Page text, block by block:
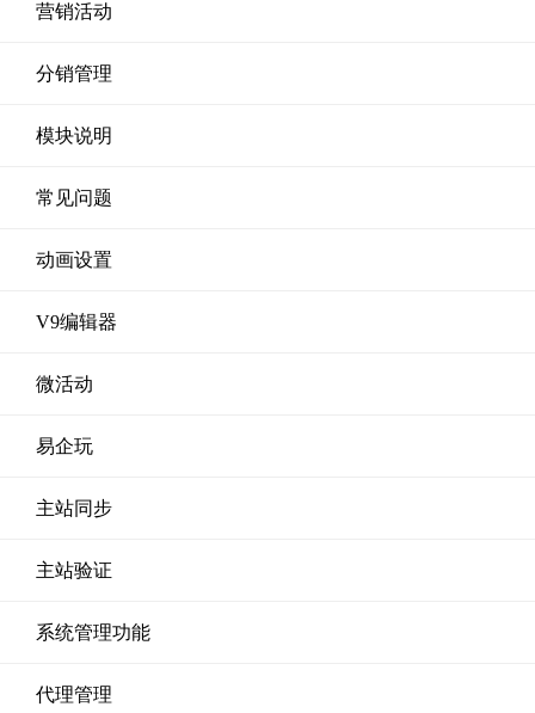
营销活动
分销管理
模块说明
常见问题
动画设置
V9编辑器
微活动
易企玩
主站同步
主站验证
系统管理功能
代理管理